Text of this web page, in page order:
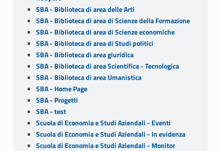
SBA - Biblioteca di area delle Arti
SBA - Biblioteca di area di Scienze della Formazione
SBA - Biblioteca di area di Scienze economiche
SBA - Biblioteca di area di Studi politici
SBA - Biblioteca di area giuridica
SBA - Biblioteca di area Scientifica - Tecnologica
SBA - Biblioteca di area Umanistica
SBA - Home Page
SBA - Progetti
SBA - test
Scuola di Economia e Studi Aziendali - Eventi
Scuola di Economia e Studi Aziendali - In evidenza
Scuola di Economia e Studi Aziendali - Monitor